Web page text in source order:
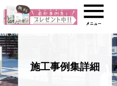
施工事例集詳細